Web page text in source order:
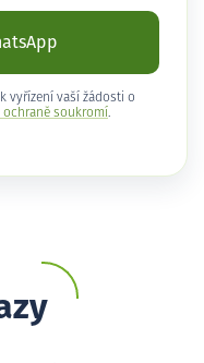
vyřízení vaší žádosti o
ochraně soukromí .